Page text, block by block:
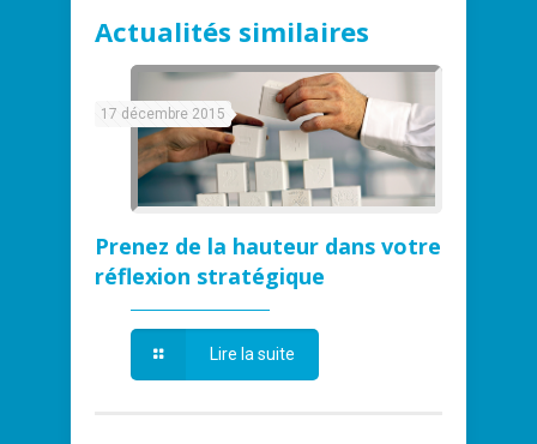
Actualités similaires
17 décembre 2015
Prenez de la hauteur dans votre
réflexion stratégique
Lire la suite